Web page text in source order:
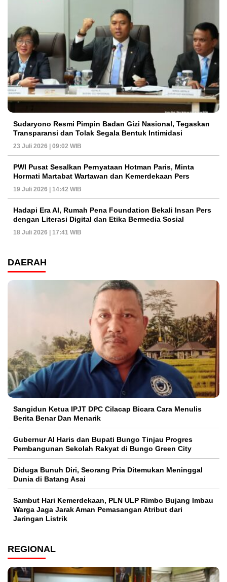
Sudaryono Resmi Pimpin Badan Gizi Nasional, Tegaskan
Transparansi dan Tolak Segala Bentuk Intimidasi
23 Juli 2026 | 09:02 WIB
PWI Pusat Sesalkan Pernyataan Hotman Paris, Minta
Hormati Martabat Wartawan dan Kemerdekaan Pers
19 Juli 2026 | 14:42 WIB
Hadapi Era AI, Rumah Pena Foundation Bekali Insan Pers
dengan Literasi Digital dan Etika Bermedia Sosial
18 Juli 2026 | 17:41 WIB
DAERAH
Sangidun Ketua IPJT DPC Cilacap Bicara Cara Menulis
Berita Benar Dan Menarik
​Gubernur Al Haris dan Bupati Bungo Tinjau Progres
Pembangunan Sekolah Rakyat di Bungo Green City
Diduga Bunuh Diri, Seorang Pria Ditemukan Meninggal
Dunia di Batang Asai
Sambut Hari Kemerdekaan, PLN ULP Rimbo Bujang Imbau
Warga Jaga Jarak Aman Pemasangan Atribut dari
Jaringan Listrik​
REGIONAL